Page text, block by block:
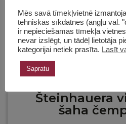
Šteinhauera
šaha
Mēs savā tīmekļvietnē
tehniskās sīkdatnes (angļu val.
ir nepieciešamas tīmekļa
nevar izslēgt, un tādēļ lietotāja
kategorijai netiek prasīta. Lasīt
Sapratu